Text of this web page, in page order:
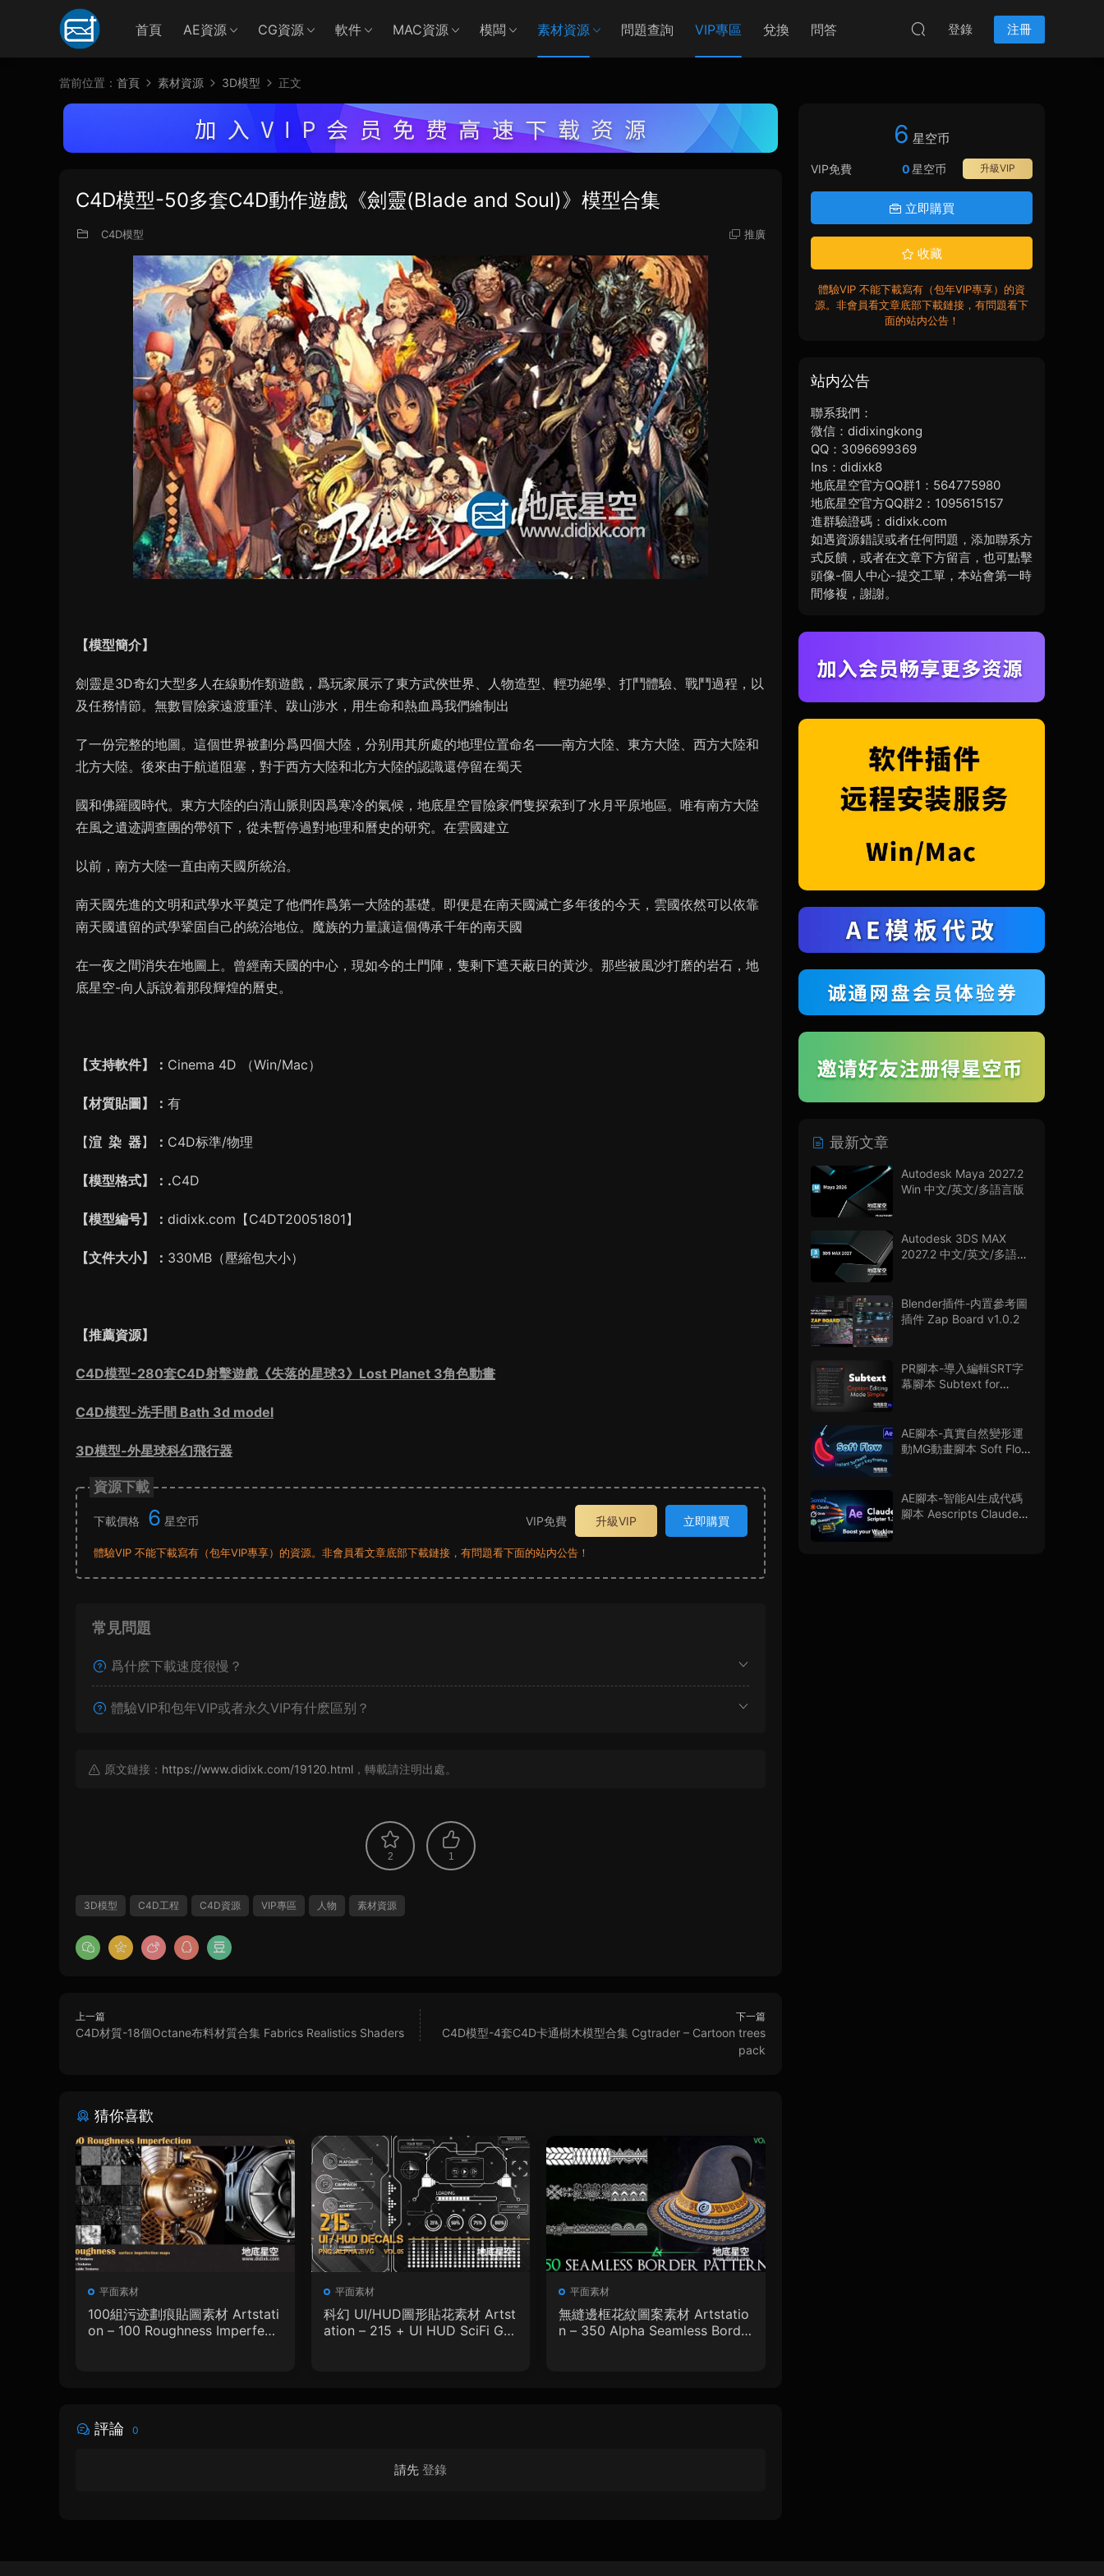
首頁 AE資源 CG資源 軟件 MAC資源 模闆 素材資源 問題查詢 VIP專區 兌換 問答 登錄 注冊
當前位置： 首頁 素材資源 3D模型 正文
C4D模型-50多套C4D動作遊戲《劍靈(Blade and Soul)》模型合集
C4D模型 推廣
【模型簡介】
劍靈是3D奇幻大型多人在線動作類遊戲，爲玩家展示了東方武俠世界、人物造型、輕功絕學、打鬥體驗、戰鬥過程，以
及任務情節。無數冒險家遠渡重洋、跋山涉水，用生命和熱血爲我們繪制出
了一份完整的地圖。這個世界被劃分爲四個大陸，分别用其所處的地理位置命名——南方大陸、東方大陸、西方大陸和
北方大陸。後來由于航道阻塞，對于西方大陸和北方大陸的認識還停留在蜀天
國和佛羅國時代。東方大陸的白清山脈則因爲寒冷的氣候，地底星空冒險家們隻探索到了水月平原地區。唯有南方大陸
在風之遺迹調查團的帶領下，從未暫停過對地理和曆史的研究。在雲國建立
以前，南方大陸一直由南天國所統治。
南天國先進的文明和武學水平奠定了他們作爲第一大陸的基礎。即便是在南天國滅亡多年後的今天，雲國依然可以依靠
南天國遺留的武學鞏固自己的統治地位。魔族的力量讓這個傳承千年的南天國
在一夜之間消失在地圖上。曾經南天國的中心，現如今的土門陣，隻剩下遮天蔽日的黃沙。那些被風沙打磨的岩石，地
底星空-向人訴說着那段輝煌的曆史。
【支持軟件】： Cinema 4D （Win/Mac）
【材質貼圖】： 有
【渲 染 器】 ： C4D标準/物理
【模型格式】：.C4D
【模型編号】： didixk.com【C4DT20051801】
【文件大小】： 330MB（壓縮包大小）
【推薦資源】
C4D模型-280套C4D射擊遊戲《失落的星球3》Lost Planet 3角色動畫
C4D模型-洗手間 Bath 3d model
3D模型-外星球科幻飛行器
資源下載
下載價格 6 星空币 VIP免費 升級VIP 立即購買
體驗VIP 不能下載寫有（包年VIP專享）的資源。非會員看文章底部下載鏈接，有問題看下面的站内公告！
常見問題
爲什麽下載速度很慢？
體驗VIP和包年VIP或者永久VIP有什麽區别？
原文鏈接： https://www.didixk.com/19120.html ，轉載請注明出處。
2 1
3D模型 C4D工程 C4D資源 VIP專區 人物 素材資源
上一篇
C4D材質-18個Octane布料材質合集 Fabrics Realistics Shaders
下一篇
C4D模型-4套C4D卡通樹木模型合集 Cgtrader – Cartoon trees
pack
猜你喜歡
平面素材
100組污迹劃痕貼圖素材 Artstati
on – 100 Roughness Imperfecti
平面素材
科幻 UI/HUD圖形貼花素材 Artst
ation – 215 + UI HUD SciFi Gra
平面素材
無縫邊框花紋圖案素材 Artstatio
n – 350 Alpha Seamless Borde
評論 0
請先 登錄
6 星空币
VIP免費 升級VIP
0星空币
立即購買
收藏
體驗VIP 不能下載寫有（包年VIP專享）的資
源。非會員看文章底部下載鏈接，有問題看下
面的站内公告！
站内公告
聯系我們：
微信：didixingkong
QQ：3096699369
Ins：didixk8
地底星空官方QQ群1：564775980
地底星空官方QQ群2：1095615157
進群驗證碼：didixk.com
如遇資源錯誤或者任何問題，添加聯系方
式反饋，或者在文章下方留言，也可點擊
頭像-個人中心-提交工單，本站會第一時
間修複，謝謝。
最新文章
Autodesk Maya 2027.2
Win 中文/英文/多語言版
Autodesk 3DS MAX
2027.2 中文/英文/多語言
Blender插件-内置參考圖
插件 Zap Board v1.0.2
PR腳本-導入編輯SRT字
幕腳本 Subtext for
AE腳本-真實自然變形運
動MG動畫腳本 Soft Flow
AE腳本-智能AI生成代碼
腳本 Aescripts Claude